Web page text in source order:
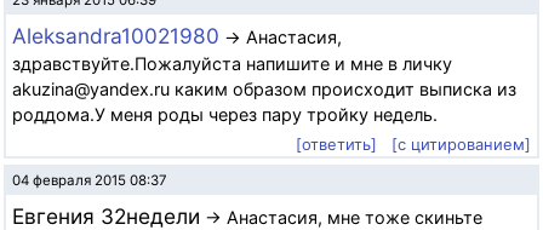
Aleksandra10021980 → Анастасия,
здравствуйте.Пожалуйста напишите и мне в личку
akuzina@yandex.ru каким образом происходит выписка из
роддома.У меня роды через пару тройку недель.
[ответить] [с цитированием]
04 февраля 2015 08:37
Евгения 32недели → Анастасия, мне тоже скиньте